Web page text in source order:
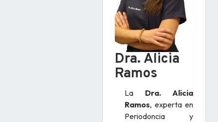
Dra. Alicia
Ramos
La Dra. Alicia
Ramos, experta en
Periodoncia y